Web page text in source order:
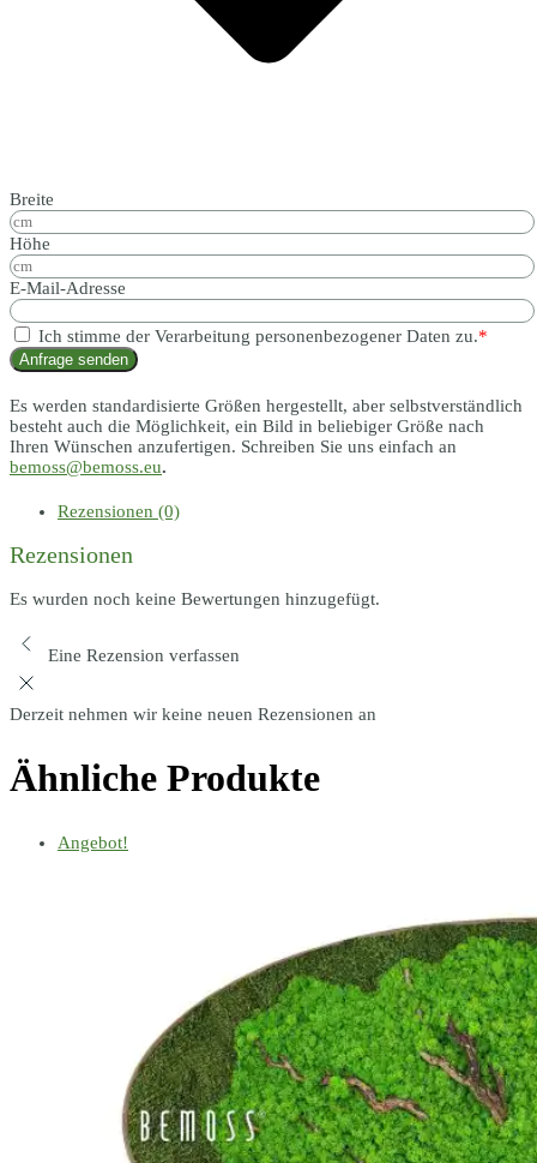
Breite
Höhe
E-Mail-Adresse
Ich stimme der Verarbeitung personenbezogener Daten zu.*
Anfrage senden
Es werden standardisierte Größen hergestellt, aber selbstverständlich
besteht auch die Möglichkeit, ein Bild in beliebiger Größe nach
Ihren Wünschen anzufertigen. Schreiben Sie uns einfach an
bemoss@bemoss.eu.
Rezensionen (0)
Rezensionen
Es wurden noch keine Bewertungen hinzugefügt.
Eine Rezension verfassen
Derzeit nehmen wir keine neuen Rezensionen an
Ähnliche Produkte
Angebot!